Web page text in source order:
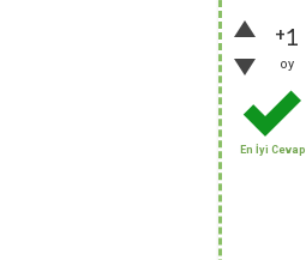
+1
oy
En İyi Cevap